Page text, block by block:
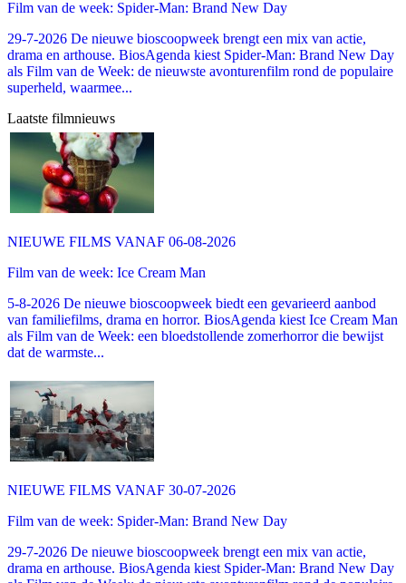
Film van de week: Spider-Man: Brand New Day
29-7-2026 De nieuwe bioscoopweek brengt een mix van actie,
drama en arthouse. BiosAgenda kiest Spider-Man: Brand New Day
als Film van de Week: de nieuwste avonturenfilm rond de populaire
superheld, waarmee...
Laatste filmnieuws
NIEUWE FILMS VANAF 06-08-2026
Film van de week: Ice Cream Man
5-8-2026 De nieuwe bioscoopweek biedt een gevarieerd aanbod
van familiefilms, drama en horror. BiosAgenda kiest Ice Cream Man
als Film van de Week: een bloedstollende zomerhorror die bewijst
dat de warmste...
NIEUWE FILMS VANAF 30-07-2026
Film van de week: Spider-Man: Brand New Day
29-7-2026 De nieuwe bioscoopweek brengt een mix van actie,
drama en arthouse. BiosAgenda kiest Spider-Man: Brand New Day